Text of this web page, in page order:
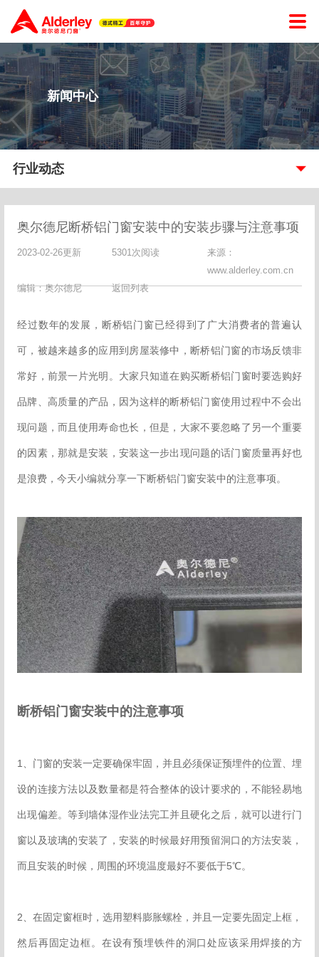
新闻中心
行业动态
奥尔德尼断桥铝门窗安装中的安装步骤与注意事项
2023-02-26更新 5301次阅读
来源：
www.alderley.com.cn
编辑：奥尔德尼
返回列表
经过数年的发展，断桥铝门窗已经得到了广大消费者的普遍认
可，被越来越多的应用到房屋装修中，断桥铝门窗的市场反馈非
常好，前景一片光明。大家只知道在购买断桥铝门窗时要选购好
品牌、高质量的产品，因为这样的断桥铝门窗使用过程中不会出
现问题，而且使用寿命也长，但是，大家不要忽略了另一个重要
的因素，那就是安装，安装这一步出现问题的话门窗质量再好也
是浪费，今天小编就分享一下断桥铝门窗安装中的注意事项。
断桥铝门窗安装中的注意事项
1、门窗的安装一定要确保牢固，并且必须保证预埋件的位置、埋
设的连接方法以及数量都是符合整体的设计要求的，不能轻易地
出现偏差。等到墙体湿作业法完工并且硬化之后，就可以进行门
窗以及玻璃的安装了，安装的时候最好用预留洞口的方法安装，
而且安装的时候，周围的环境温度最好不要低于5℃。
2、在固定窗框时，选用塑料膨胀螺栓，并且一定要先固定上框，
然后再固定边框。在设有预埋铁件的洞口处应该采用焊接的方